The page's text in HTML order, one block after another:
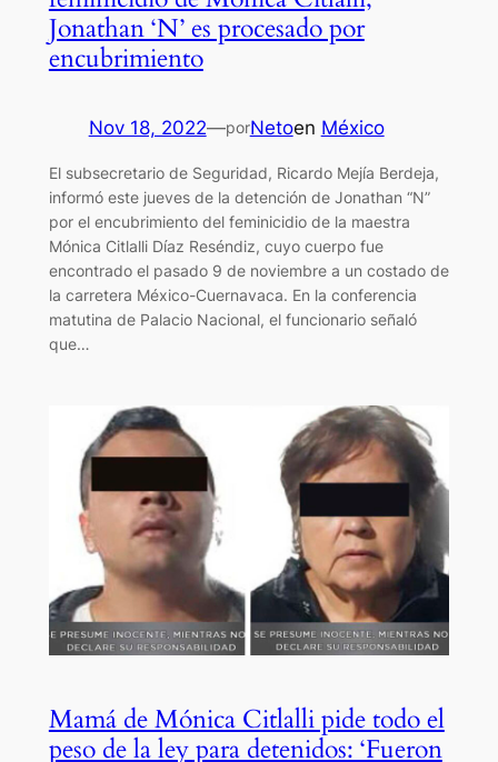
Jonathan ‘N’ es procesado por
encubrimiento
Nov 18, 2022—porNetoen México
El subsecretario de Seguridad, Ricardo Mejía Berdeja,
informó este jueves de la detención de Jonathan “N”
por el encubrimiento del feminicidio de la maestra
Mónica Citlalli Díaz Reséndiz, cuyo cuerpo fue
encontrado el pasado 9 de noviembre a un costado de
la carretera México-Cuernavaca. En la conferencia
matutina de Palacio Nacional, el funcionario señaló
que…
Mamá de Mónica Citlalli pide todo el
peso de la ley para detenidos: ‘Fueron